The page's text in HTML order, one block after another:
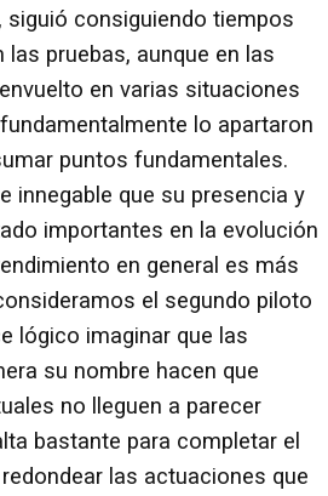
siguió consiguiendo tiempos
pruebas, aunque en las
en varias situaciones
lo apartaron
puntos fundamentales.
innegable que su presencia y
importantes en la evolución
en general es más
el segundo piloto
lógico imaginar que las
su nombre hacen que
no lleguen a parecer
bastante para completar el
las actuaciones que